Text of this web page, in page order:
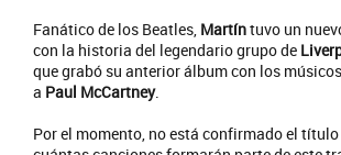
Fanático de los Beatles, Martíntuvo un
con la historia del legendario grupo de
que grabó su anterior álbum con los
a Paul McCartney.
Por el momento, no está confirmado el